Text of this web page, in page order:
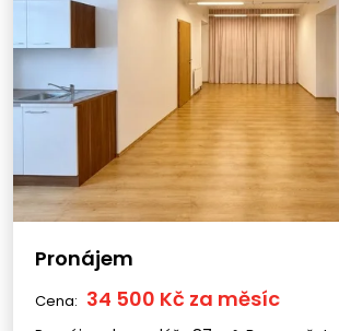
Pronájem
Cena: 34 500 Kč za měsíc